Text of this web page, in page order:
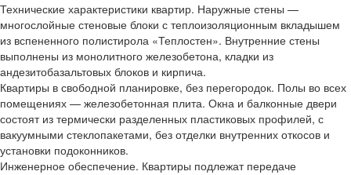
Технические характеристики квартир. Наружные стены —
многослойные стеновые блоки с теплоизоляционным вкладышем
из вспененного полистирола «Теплостен». Внутренние стены
выполнены из монолитного железобетона, кладки из
андезитобазальтовых блоков и кирпича.
Квартиры в свободной планировке, без перегородок. Полы во всех
помещениях — железобетонная плита. Окна и балконные двери
состоят из термически разделенных пластиковых профилей, с
вакуумными стеклопакетами, без отделки внутренних откосов и
установки подоконников.
Инженерное обеспечение. Квартиры подлежат передаче